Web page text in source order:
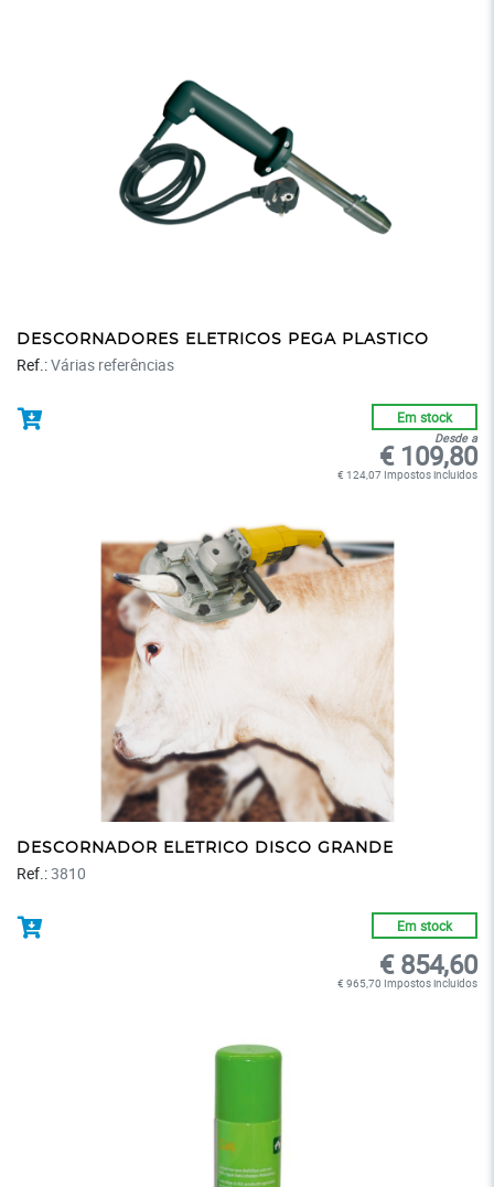
DESCORNADORES ELETRICOS PEGA PLASTICO
Ref.:Várias referências
Em stock
Desde a
€ 109,80
€ 124,07 Impostos incluidos
DESCORNADOR ELETRICO DISCO GRANDE
Ref.:3810
Em stock
€ 854,60
€ 965,70 Impostos incluidos